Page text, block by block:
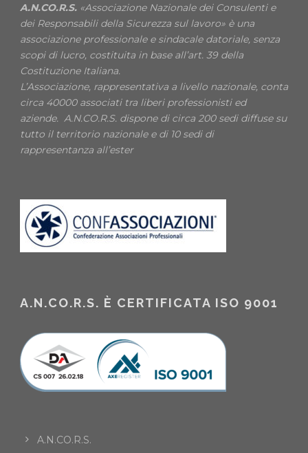
A.N.CO.R.S. «Associazione Nazionale dei Consulenti e
dei Responsabili della Sicurezza sul lavoro» è una
associazione professionale e sindacale datoriale, senza
scopi di lucro, costituita in base all’art. 39 della
Costituzione Italiana.
L’Associazione, rappresentativa a livello nazionale, conta
circa 40000 associati tra liberi professionisti ed
aziende. A.N.CO.R.S. dispone di circa 200 sedi diffuse su
tutto il territorio nazionale e di 10 sedi di
rappresentanza all’ester
A.N.CO.R.S. È CERTIFICATA ISO 9001
A.N.CO.R.S.